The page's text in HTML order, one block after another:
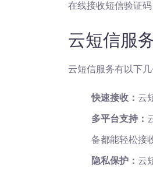
在线接收短信验证
云短信服
云短信服务有以下几
快速接收： 云
多平台支持：
备都能轻松接
隐私保护： 云